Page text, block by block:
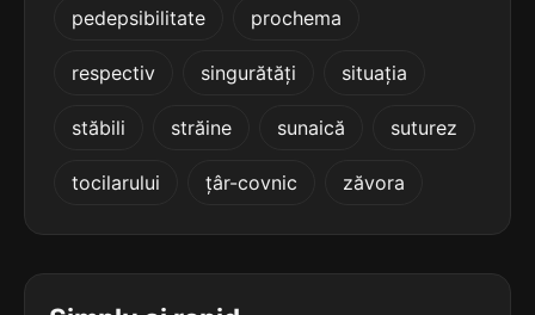
adulterării
terminație: rării
5
terminație: rării
ameliorării
5
pedepsibilitate prochema
respectiv singurătăți situația
stăbili străine sunaică suturez
tocilarului țâr-covnic zăvora